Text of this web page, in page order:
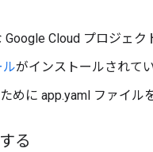
Cloud プロジェク
ルがインストールされて
めに app.yaml ファイル
る